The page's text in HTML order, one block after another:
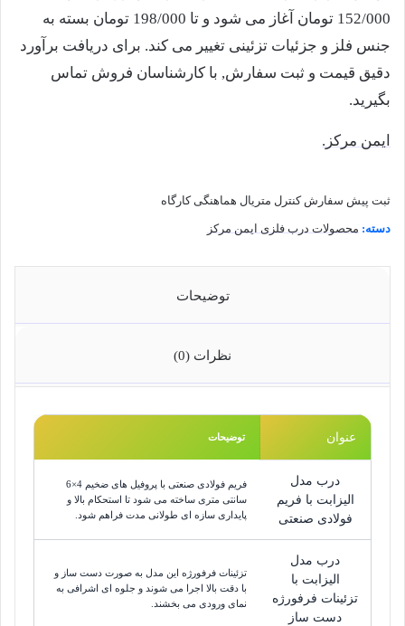
152/000 تومان آغاز می شود و تا 198/000 تومان بسته به
جنس فلز و جزئیات تزئینی تغییر می کند. برای دریافت برآورد
دقیق قیمت و ثبت سفارش, با کارشناسان فروش تماس
بگیرید.
ایمن مرکز.
ثبت پیش سفارش کنترل متریال هماهنگی کارگاه
دسته: محصولات درب فلزی ایمن مرکز
توضیحات
نظرات (0)
عنوان توضیحات
درب مدل
الیزابت با فریم
فولادی صنعتی
فریم فولادی صنعتی با پروفیل های ضخیم 4×6
سانتی متری ساخته می شود تا استحکام بالا و
پایداری سازه ای طولانی مدت فراهم شود.
درب مدل
الیزابت با
تزئینات فرفورژه
دست ساز
تزئینات فرفورژه این مدل به صورت دست ساز و
با دقت بالا اجرا می شوند و جلوه ای اشرافی به
نمای ورودی می بخشند.